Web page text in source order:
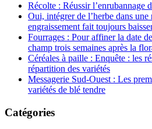
Récolte : Réussir l’enrubannage
Oui, intégrer de l’herbe dans une
engraissement fait toujours
Fourrages : Pour affiner la date
champ trois semaines après la
Céréales à paille : Enquête : les
répartition des variétés
Messagerie Sud-Ouest : Les
variétés de blé tendre
Catégories